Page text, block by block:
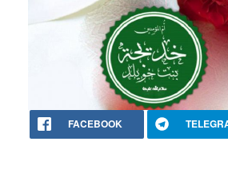
FACEBOOK